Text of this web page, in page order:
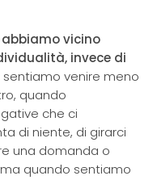
vicino
invece di
sentiamo venire meno
quando
che ci
di niente, di girarci
una domanda o
quando sentiamo